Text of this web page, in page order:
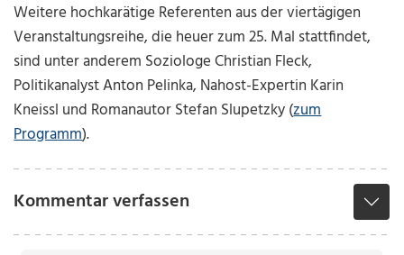
Weitere hochkarätige Referenten aus der viertägigen
Veranstaltungsreihe, die heuer zum 25. Mal stattfindet,
sind unter anderem Soziologe Christian Fleck,
Politikanalyst Anton Pelinka, Nahost-Expertin Karin
Kneissl und Romanautor Stefan Slupetzky (zum
Programm).
Kommentar verfassen